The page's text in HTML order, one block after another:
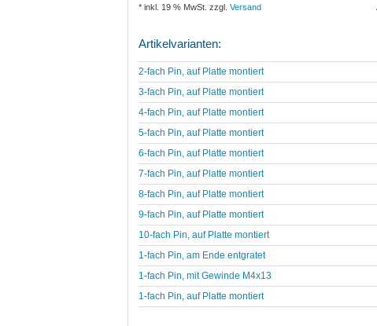
* inkl. 19 % MwSt. zzgl. Versand
Artikelvarianten:
2-fach Pin, auf Platte montiert
3-fach Pin, auf Platte montiert
4-fach Pin, auf Platte montiert
5-fach Pin, auf Platte montiert
6-fach Pin, auf Platte montiert
7-fach Pin, auf Platte montiert
8-fach Pin, auf Platte montiert
9-fach Pin, auf Platte montiert
10-fach Pin, auf Platte montiert
1-fach Pin, am Ende entgratet
1-fach Pin, mit Gewinde M4x13
1-fach Pin, auf Platte montiert